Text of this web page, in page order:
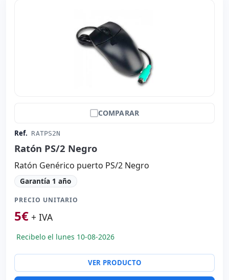
COMPARAR
Ref. RATPS2N
Ratón PS/2 Negro
Ratón Genérico puerto PS/2 Negro
Garantía 1 año
PRECIO UNITARIO
5€ + IVA
Recibelo el lunes 10-08-2026
VER PRODUCTO